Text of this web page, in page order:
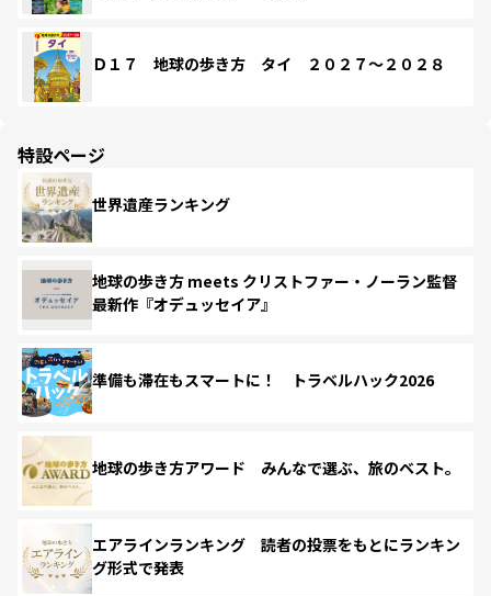
Ｄ１７ 地球の歩き方 タイ ２０２７～２０２８
特設ページ
世界遺産ランキング
地球の歩き方 meets クリストファー・ノーラン監督
最新作『オデュッセイア』
準備も滞在もスマートに！ トラベルハック2026
地球の歩き方アワード みんなで選ぶ、旅のベスト。
エアラインランキング 読者の投票をもとにランキン
グ形式で発表